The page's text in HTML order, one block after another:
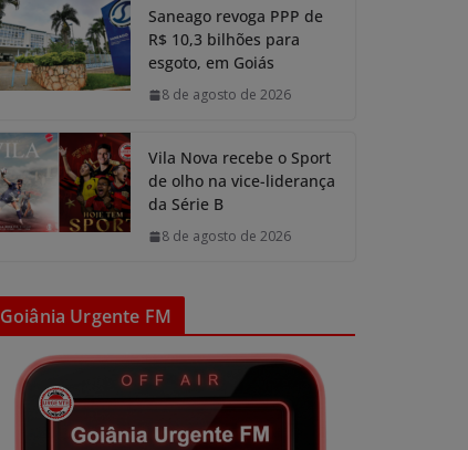
Saneago revoga PPP de
R$ 10,3 bilhões para
esgoto, em Goiás
8 de agosto de 2026
Vila Nova recebe o Sport
de olho na vice-liderança
da Série B
8 de agosto de 2026
Goiânia Urgente FM